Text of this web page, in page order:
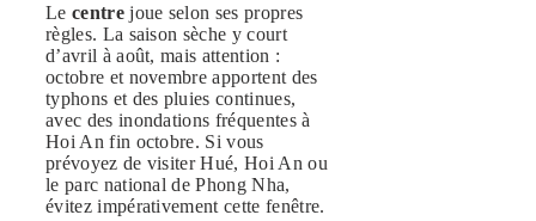
Le centrejoue selon ses propres
règles. La saison sèche y court
d’avril à août, mais attention :
octobre et novembre apportent des
typhons et des pluies continues,
avec des inondations fréquentes à
Hoi An fin octobre. Si vous
prévoyez de visiter Hué, Hoi An ou
le parc national de Phong Nha,
évitez impérativement cette fenêtre.